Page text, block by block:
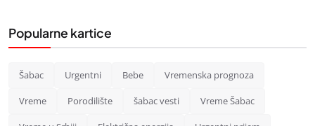
Popularne kartice
Šabac Urgentni Bebe Vremenska prognoza
Vreme Porodilište šabac vesti Vreme Šabac